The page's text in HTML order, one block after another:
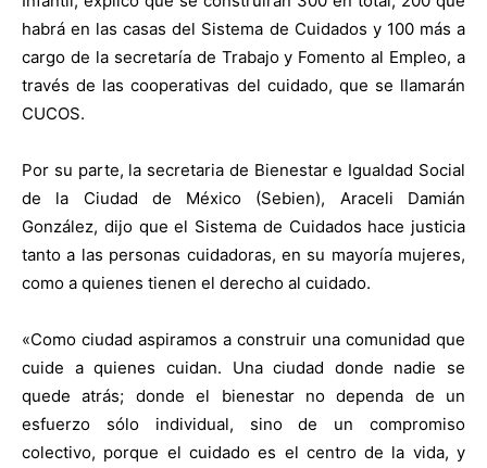
habrá en las casas del Sistema de Cuidados y 100 más a
cargo de la secretaría de Trabajo y Fomento al Empleo, a
través de las cooperativas del cuidado, que se llamarán
CUCOS.
Por su parte, la secretaria de Bienestar e Igualdad Social
de la Ciudad de México (Sebien), Araceli Damián
González, dijo que el Sistema de Cuidados hace justicia
tanto a las personas cuidadoras, en su mayoría mujeres,
como a quienes tienen el derecho al cuidado.
«Como ciudad aspiramos a construir una comunidad que
cuide a quienes cuidan. Una ciudad donde nadie se
quede atrás; donde el bienestar no dependa de un
esfuerzo sólo individual, sino de un compromiso
colectivo, porque el cuidado es el centro de la vida, y